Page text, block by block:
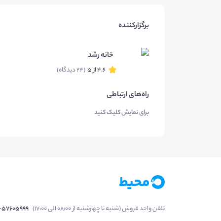
برگزارکننده
خانه رشد
4.6 از 5 (24 دیدگاه)
راه‌های ارتباطی
برای نمایش کلیک کنید
تلفن واحد فروش (شنبه تا چهارشنبه از 08:00 الی 17:00) 57605999